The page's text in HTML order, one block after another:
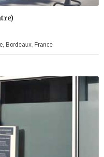
Bordeaux, France